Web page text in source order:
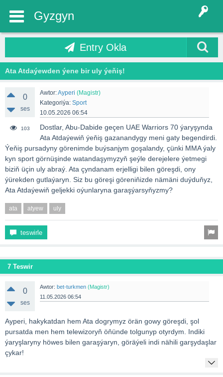
Gyzgyn
Entry Okla
Ata Atdaýewden ýene bir uly ýeňiş!
0
ses
103
Awtor:Ayperi (Magistr)
Kategoriýa: Sport
10.05.2026 06:54
Dostlar, Abu-Dabide geçen UAE Warriors 70 ýaryşynda
Ata Atdaýewiň ýeňiş gazanandygy meni gaty begendirdi.
Ýeňiş pursadyny görenimde buýsanjym goşalandy, çünki MMA ýaly
kyn sport görnüşinde watandaşymyzyň şeýle derejelere ýetmegi
biziň üçin uly abraý. Ata çyndanam erjelligi bilen göreşdi, ony
ýürekden gutlaýaryn. Siz bu göreşi göreniňizde nämäni duýduňyz,
Ata Atdaýewiň geljekki oýunlaryna garaşýarsyňyzmy?
ata atyew uly
teswirle
7 Teswir
0
ses
Awtor: bet-turkmen (Magistr)
11.05.2026 06:54
Ayperi, hakykatdan hem Ata dogrymyz örän gowy göreşdi, şol
pursatda men hem telewizoryň öňünde tolgunyp otyrdym. Indiki
ýaryşlaryny höwes bilen garaşýaryn, göräýeli indi nähili garşydaşlar
çykar!